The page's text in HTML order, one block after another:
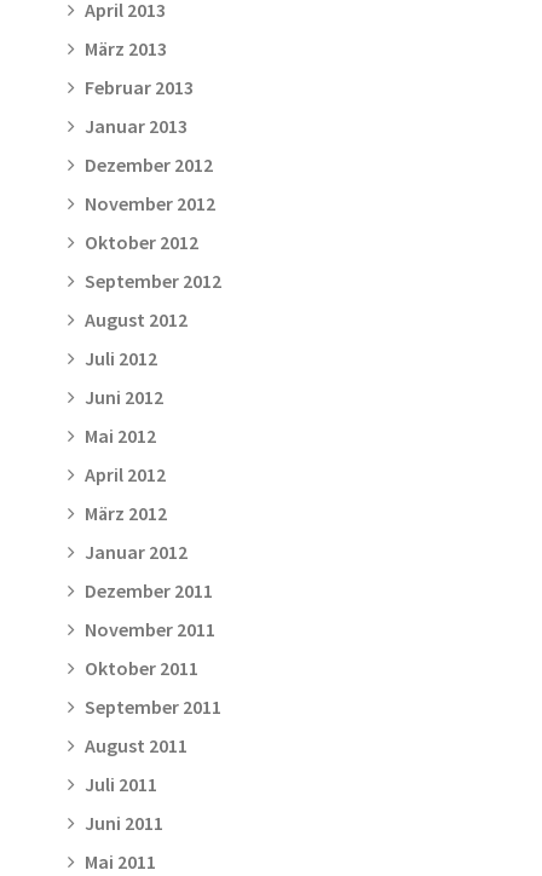
April 2013
März 2013
Februar 2013
Januar 2013
Dezember 2012
November 2012
Oktober 2012
September 2012
August 2012
Juli 2012
Juni 2012
Mai 2012
April 2012
März 2012
Januar 2012
Dezember 2011
November 2011
Oktober 2011
September 2011
August 2011
Juli 2011
Juni 2011
Mai 2011